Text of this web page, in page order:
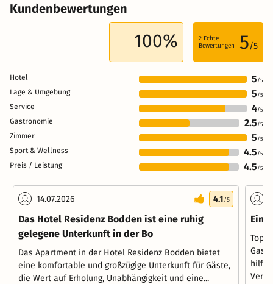
Kundenbewertungen
100% 2 Echte
Bewertungen
5/5
Hotel 5 /5
Lage & Umgebung 5 /5
Service 4/5
Gastronomie 2.5 /5
Zimmer 5 /5
Sport & Wellness 4.5 /5
Preis / Leistung 4.5 /5
14.07.2026 4.1/5
Das Hotel Residenz Bodden ist eine ruhig
gelegene Unterkunft in der Bo
Das Apartment in der Hotel Residenz Bodden bietet
eine komfortable und großzügige Unterkunft für Gäste,
die Wert auf Erholung, Unabhängigkeit und eine...
Ein
Top